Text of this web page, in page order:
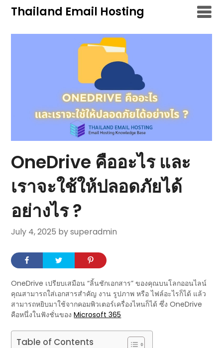
Skip
content
Thailand Email Hosting
OneDrive คืออะไร และ
เราจะใช้ให้ปลอดภัยได้
อย่างไร ?
July 4, 2025 by superadmin
OneDrive เปรียบเสมือน “ลิ้นชักเอกสาร” ของคุณบนโลกออนไลน์
คุณสามารถใส่เอกสารสำคัญ งาน รูปภาพ หรือ ไฟล์อะไรก็ได้ แล้ว
สามารถหยิบมาใช้จากคอมพิวเตอร์เครื่องไหนก็ได้ ซึ่ง OneDrive
คือหนึ่งในฟังชั่นของMicrosoft 365
Table of Contents